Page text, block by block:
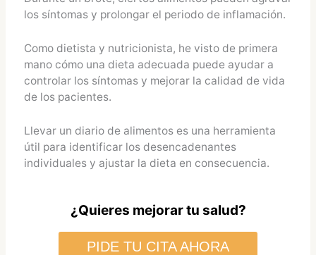
los síntomas y prolongar el periodo de inflamación.
Como dietista y nutricionista, he visto de primera
mano cómo una dieta adecuada puede ayudar a
controlar los síntomas y mejorar la calidad de vida
de los pacientes.
Llevar un diario de alimentos es una herramienta
útil para identificar los desencadenantes
individuales y ajustar la dieta en consecuencia.
¿Quieres mejorar tu salud?
PIDE TU CITA AHORA